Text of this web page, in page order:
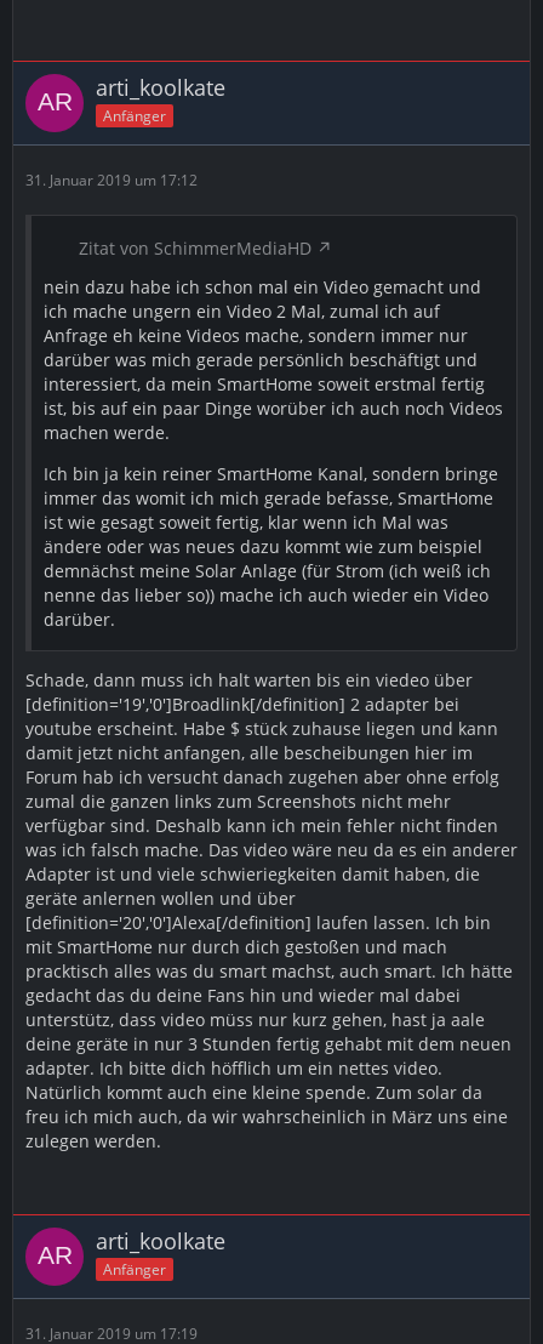
arti_koolkate
Anfänger
31. Januar 2019 um 17:12
Zitat von SchimmerMediaHD
nein dazu habe ich schon mal ein Video gemacht und
ich mache ungern ein Video 2 Mal, zumal ich auf
Anfrage eh keine Videos mache, sondern immer nur
darüber was mich gerade persönlich beschäftigt und
interessiert, da mein SmartHome soweit erstmal fertig
ist, bis auf ein paar Dinge worüber ich auch noch Videos
machen werde.
Ich bin ja kein reiner SmartHome Kanal, sondern bringe
immer das womit ich mich gerade befasse, SmartHome
ist wie gesagt soweit fertig, klar wenn ich Mal was
ändere oder was neues dazu kommt wie zum beispiel
demnächst meine Solar Anlage (für Strom (ich weiß ich
nenne das lieber so)) mache ich auch wieder ein Video
darüber.
Schade, dann muss ich halt warten bis ein viedeo über
[definition='19','0']Broadlink[/definition] 2 adapter bei
youtube erscheint. Habe $ stück zuhause liegen und kann
damit jetzt nicht anfangen, alle bescheibungen hier im
Forum hab ich versucht danach zugehen aber ohne erfolg
zumal die ganzen links zum Screenshots nicht mehr
verfügbar sind. Deshalb kann ich mein fehler nicht finden
was ich falsch mache. Das video wäre neu da es ein anderer
Adapter ist und viele schwieriegkeiten damit haben, die
geräte anlernen wollen und über
[definition='20','0']Alexa[/definition] laufen lassen. Ich bin
mit SmartHome nur durch dich gestoßen und mach
pracktisch alles was du smart machst, auch smart. Ich hätte
gedacht das du deine Fans hin und wieder mal dabei
unterstütz, dass video müss nur kurz gehen, hast ja aale
deine geräte in nur 3 Stunden fertig gehabt mit dem neuen
adapter. Ich bitte dich höfflich um ein nettes video.
Natürlich kommt auch eine kleine spende. Zum solar da
freu ich mich auch, da wir wahrscheinlich in März uns eine
zulegen werden.
arti_koolkate
Anfänger
31. Januar 2019 um 17:19